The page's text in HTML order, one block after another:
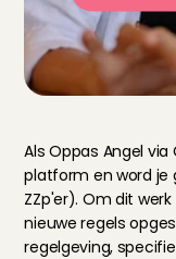
Als Oppas Angel
platform en word je
ZZp'er). Om dit
nieuwe regels
regelgeving,